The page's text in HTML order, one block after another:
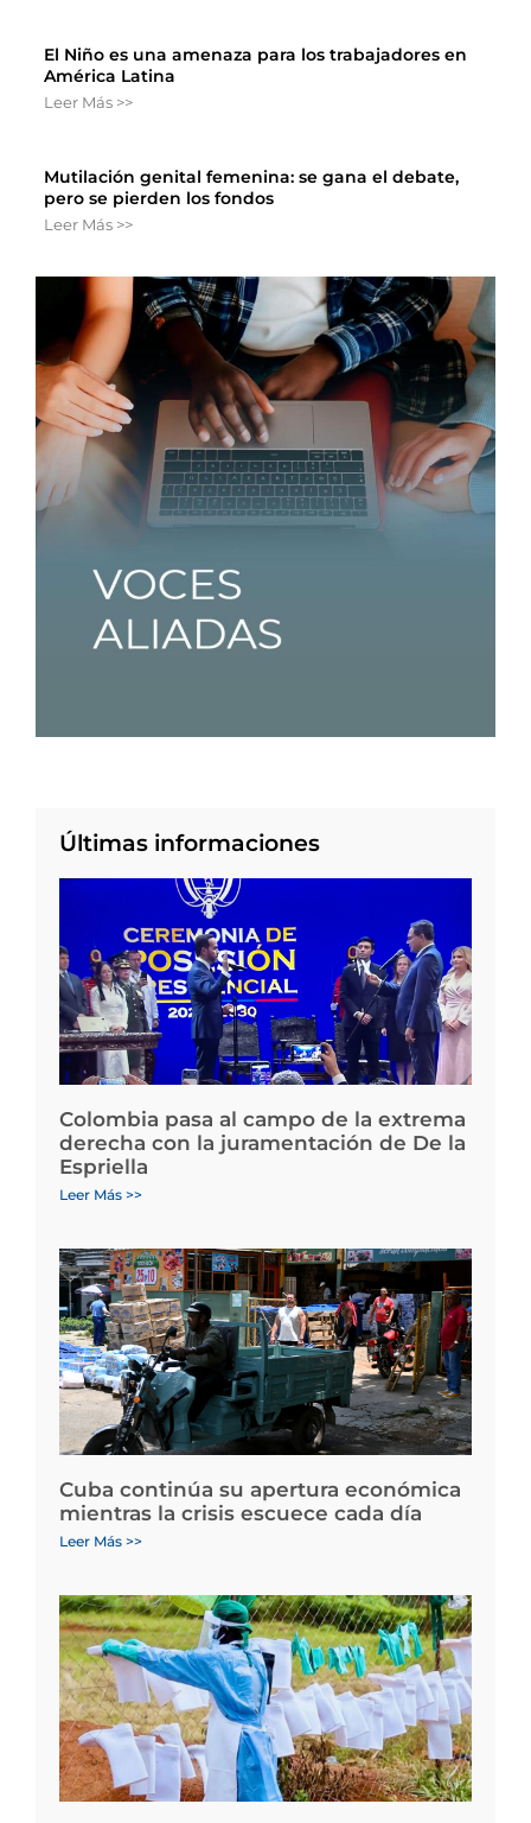
El Niño es una amenaza para los trabajadores en
América Latina
Leer Más >>
Mutilación genital femenina: se gana el debate,
pero se pierden los fondos
Leer Más >>
Últimas informaciones
Colombia pasa al campo de la extrema
derecha con la juramentación de De la
Espriella
Leer Más >>
Cuba continúa su apertura económica
mientras la crisis escuece cada día
Leer Más >>